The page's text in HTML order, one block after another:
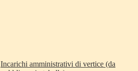
Incarichi amministrativi di vertice (da